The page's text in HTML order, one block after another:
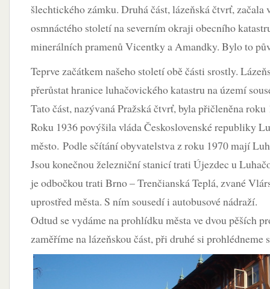
šlechtického zámku. Druhá část, lázeňská čtvrť, začala
osmnáctého století na severním okraji obecního
minerálních pramenů Vicentky a Amandky. Bylo to
Teprve začátkem našeho století obě části srostly.
přerůstat hranice luhačovického katastru na území
Tato část, nazývaná Pražská čtvrť, byla přičleněna
Roku 1936 povýšila vláda Československé republiky
město. Podle sčítání obyvatelstva z roku 1970 mají
Jsou konečnou železniční stanicí trati Újezdec u
je odbočkou trati Brno – Trenčianská Teplá, zvané
uprostřed města. S ním sousedí i autobusové nádraží.
Odtud se vydáme na prohlídku města ve dvou pěších
zaměříme na lázeňskou část, při druhé si prohlédneme